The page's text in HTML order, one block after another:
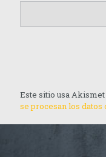
Este sitio usa
se procesan los datos